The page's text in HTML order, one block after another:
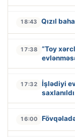
18:43 Qızıl
17:38
“Toy
17:32
İşlədiyi
saxlanıldı
16:00